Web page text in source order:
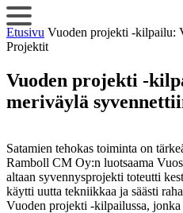
Siirry
sisältöön
Etusivu Vuoden projekti -kilpailu:
Projektit
Vuoden projekti -
meriväylä
Satamien tehokas toiminta on
Ramboll CM Oy:n luotsaama
altaan syvennysprojekti toteutti
käytti uutta tekniikkaa ja säästi
Vuoden projekti -kilpailussa,